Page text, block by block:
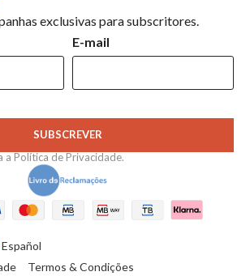
exclusivas para subscritores.
E-mail
SUBSCREVER
a Política de Privacidade.
Español
Termos & Condições